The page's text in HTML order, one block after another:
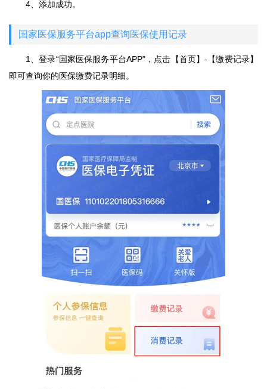
4、添加成功。
国家医保服务平台app查询医保使用记录
1、登录“国家医保服务平台APP”，点击【首页】-【缴费记录】
即可查询你的医保缴费记录明细。